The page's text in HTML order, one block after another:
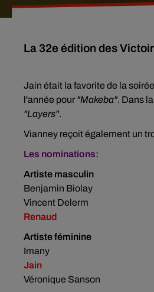
La 32e édition des
Jain était la favorite de la
l'année pour "Makeba". Dans
"Layers".
Vianney reçoit également un
Les nominations:
Artiste masculin
Benjamin Biolay
Vincent Delerm
Renaud
Artiste féminine
Imany
Jain
Véronique Sanson